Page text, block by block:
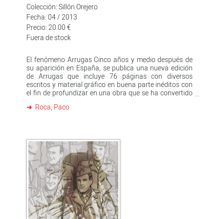
Colección: Sillón Orejero
Fecha: 04 / 2013
Precio: 20.00 €
Fuera de stock
El fenómeno Arrugas Cinco años y medio después de
su aparición en España, se publica una nueva edición
de Arrugas que incluye 76 páginas con diversos
escritos y material gráfico en buena parte inéditos con
el fin de profundizar en una obra que se ha convertido
Edición especial recoge el cómic original en el que Paco
ancianos por su familia tras sufrir una nueva crisis de
Alzheimer. Allí, aprende a convivir con sus nuevos
compañeros -cada uno con un cuadro "clínico" y un
carácter bien distintos- y los cuidadores que los
atienden. La vejez, el Alzheimer, la soledad y la
demencia senil son planteados por el autor valenciano
con tacto y rigor documental, y para ello, se vale de un
trazo delicado, intimista, con algunos apuntes de
humor sin caer en la caricatura. El tomo contiene
Roca, Paco